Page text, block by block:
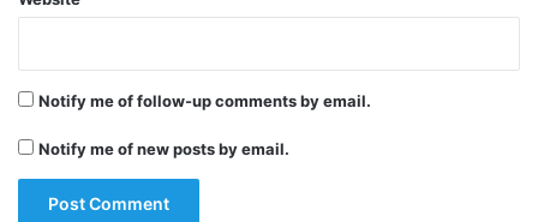
Notify me of follow-up comments by email.
Notify me of new posts by email.